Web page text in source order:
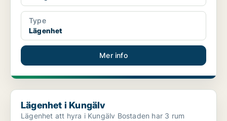
Type
Lägenhet
Mer info
Lägenhet i Kungälv
Lägenhet i Kungälv
Lägenhet att hyra i Kungälv Bostaden har 3 rum